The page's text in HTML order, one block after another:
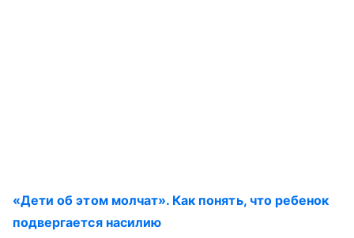
«Дети об этом молчат». Как понять, что ребенок
подвергается насилию